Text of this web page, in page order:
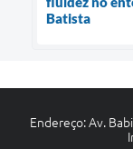
Batista
Endereço: Av.